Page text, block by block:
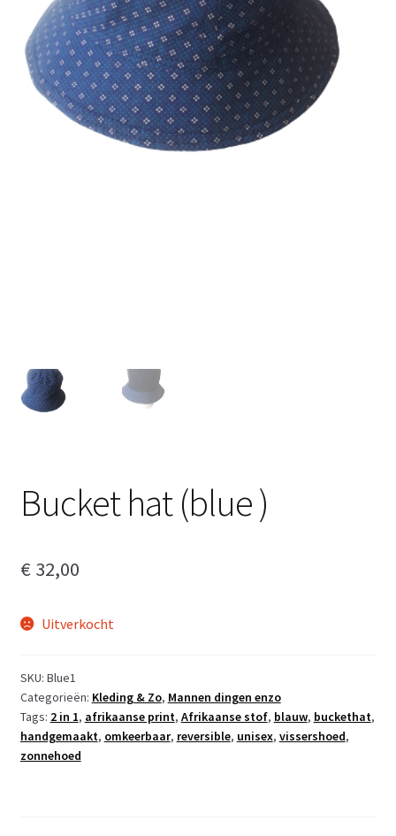
Bucket hat (blue )
€ 32,00
Uitverkocht
SKU: Blue1
Categorieën: Kleding & Zo, Mannen dingen enzo
Tags: 2 in 1, afrikaanse print, Afrikaanse stof, blauw, buckethat,
handgemaakt, omkeerbaar, reversible, unisex, vissershoed,
zonnehoed